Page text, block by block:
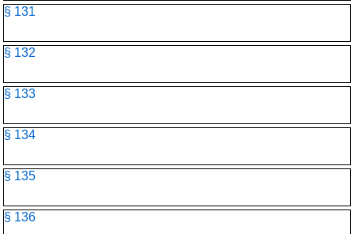
§ 131
§ 132
§ 133
§ 134
§ 135
§ 136